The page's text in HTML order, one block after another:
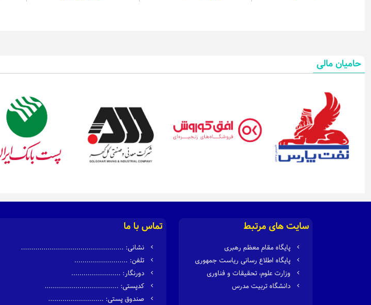
حامیان مالی
سایت های مرتبط
پایگاه مقام معظم رهبری
پایگاه اطلاع رسانی ریاست جمهوری
وزارت علوم، تحقیقات و فناوری
دانشگاه تربیت مدرس
تماس با ما
نشانی: ..................................................
تلفن: ..........................
دورنگار: ........................
کدپستی: ....................................
صندوق پستی: ...........................